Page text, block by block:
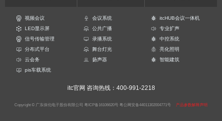
视频会议 会议系统
itcHUB会议一体机
LED显示屏
公共广播
专业扩声
信号传输管理
录播系统
中控系统
分布式平台
舞台灯光
亮化照明
云会务
扬声器
智能建筑
pis车载系统
itc官网 咨询热线：400-991-2218
Copyright © 广东保伦电子股份有限公司 粤ICP备16106620号 粤公网安备44011302004771号 产品参数解释声明